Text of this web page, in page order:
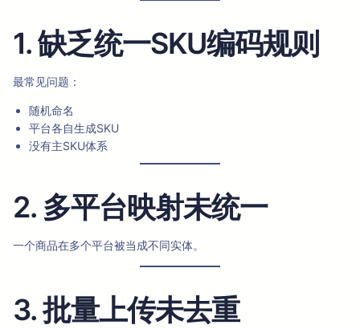
1. 缺乏统一SKU编码规则
最常见问题：
随机命名
平台各自生成SKU
没有主SKU体系
2. 多平台映射未统一
一个商品在多个平台被当成不同实体。
3. 批量上传未去重